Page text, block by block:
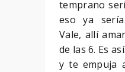
temprano
eso ya
Vale, allí
de las 6. Es
y te empuja